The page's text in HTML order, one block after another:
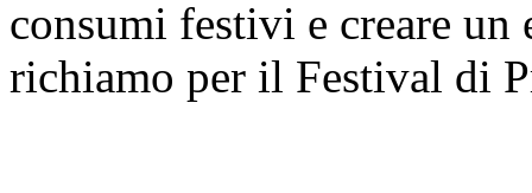
consumi festivi e creare un
richiamo per il Festival di